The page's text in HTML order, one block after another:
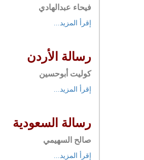
فيحاء عبدالهادي
إقرأ المزيد...
رسالة الأردن
كوليت أبوحسين
إقرأ المزيد...
رسالة السعودية
صالح السهيمي
إقرأ المزيد...